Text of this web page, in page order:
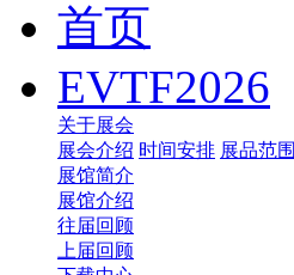
首页
EVTF2026
关于展会
展会介绍 时间安排 展品范围
展馆简介
展馆介绍
往届回顾
上届回顾